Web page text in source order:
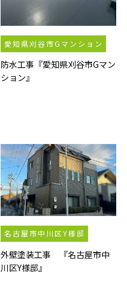
愛知県刈谷市Gマンション
防水工事『愛知県刈谷市Gマン
ション』
名古屋市中川区Y様邸
外壁塗装工事 『名古屋市中
川区Y様邸』